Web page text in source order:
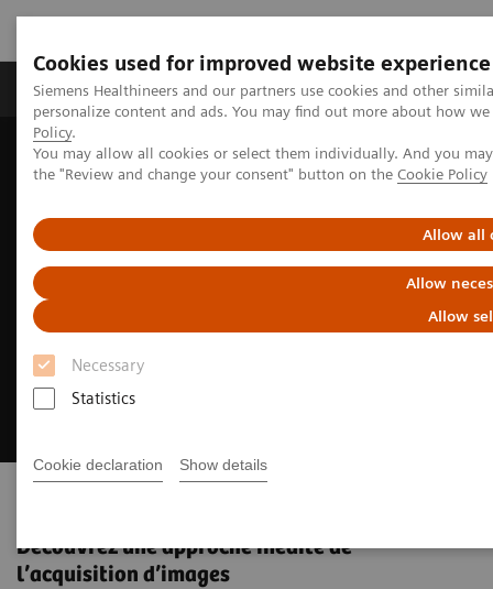
Cookies used for improved website experience
Siemens Healthineers and our partners use cookies and other
personalize content and ads. You may find out more about how
Policy.
You may allow all cookies or select them individually. And you
the "Review and change your consent" button on the Cookie Policy
Allow all
Allow
Allow
Necessary
Statistics
Cookie declaration Show details
Produits & services Domaines cliniques
Home Imagerie médicale Mammographie PlatinumTomo
Découvrez une approche inédite de
l’acquisition d’images